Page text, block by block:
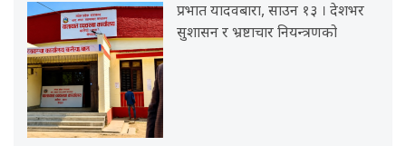
प्रभात यादवबारा, साउन १३ । देशभर
सुशासन र भ्रष्टाचार नियन्त्रणको